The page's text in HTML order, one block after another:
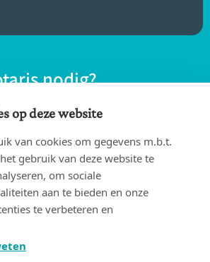
nodig?
een notaris bij jou in de
NOTARIS
op deze website
van cookies om gegevens m.b.t.
gebruik van deze website te
om sociale
aan te bieden en onze
te verbeteren en